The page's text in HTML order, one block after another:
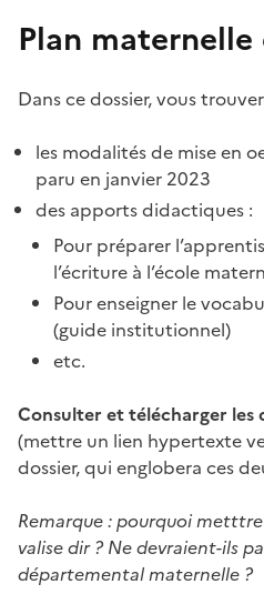
Plan
Dans ce dossier, vous
les modalités de mise en
paru en janvier 2023
des apports didactiques :
Pour préparer
l’écriture à l’école
Pour enseigner le
(guide institutionnel)
etc.
Consulter et télécharger les
(mettre un lien hypertexte
dossier, qui englobera ces
Remarque : pourquoi
valise dir ? Ne devraient-ils
départemental maternelle ?